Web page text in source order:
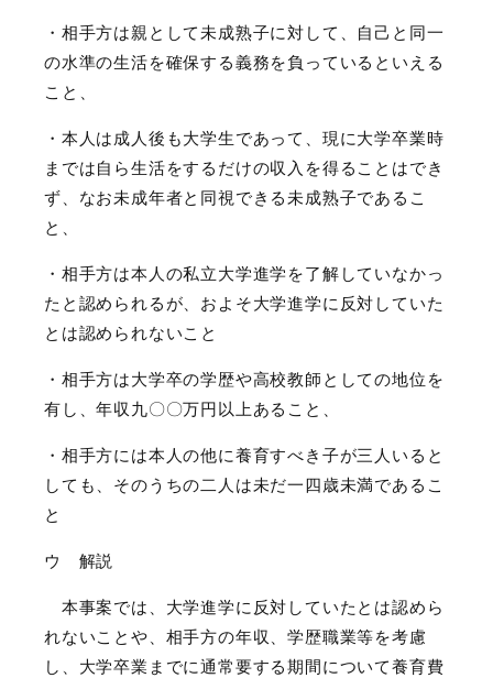
・相手方は親として未成熟子に対して、自己と同一
の水準の生活を確保する義務を負っているといえる
こと、
・本人は成人後も大学生であって、現に大学卒業時
までは自ら生活をするだけの収入を得ることはでき
ず、なお未成年者と同視できる未成熟子であるこ
と、
・相手方は本人の私立大学進学を了解していなかっ
たと認められるが、およそ大学進学に反対していた
とは認められないこと
・相手方は大学卒の学歴や高校教師としての地位を
有し、年収九〇〇万円以上あること、
・相手方には本人の他に養育すべき子が三人いると
しても、そのうちの二人は未だ一四歳未満であるこ
と
ウ 解説
本事案では、大学進学に反対していたとは認めら
れないことや、相手方の年収、学歴職業等を考慮
し、大学卒業までに通常要する期間について養育費